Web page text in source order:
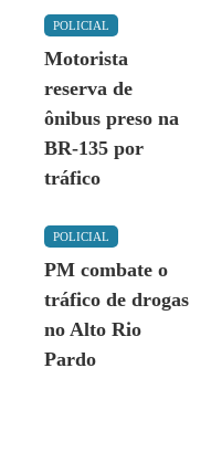
POLICIAL
Motorista
reserva de
ônibus preso na
BR-135 por
tráfico
POLICIAL
PM combate o
tráfico de drogas
no Alto Rio
Pardo